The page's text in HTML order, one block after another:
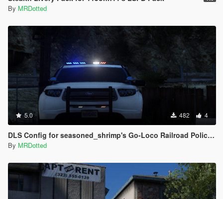
By MRDotted
5.0 482 4
DLS Config for seasoned_shrimp's Go-Loco Railroad Police Pack
By MRDotted